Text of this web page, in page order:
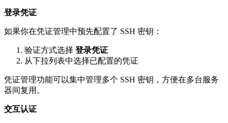
登录凭证
如果你在凭证管理中预先配置了 SSH 密钥：
验证方式选择 登录凭证
从下拉列表中选择已配置的凭证
凭证管理功能可以集中管理多个 SSH 密钥，方便在多台服务
器间复用。
交互认证